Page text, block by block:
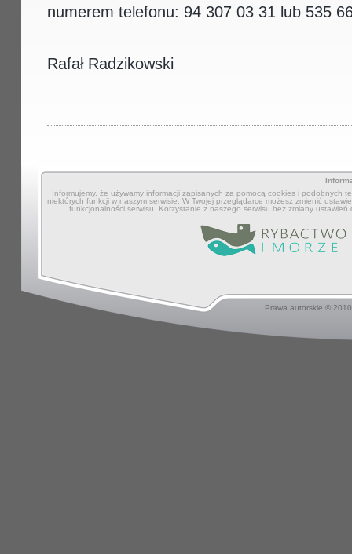
numerem telefonu: 94 307 03 31 lub 535
Rafał Radzikowski
Informujemy, że używamy informacji zapisanych za pomocą cookies i podobnych
niektórych funkcji w naszym serwisie. W Twojej przeglądarce możesz zmienić
funkcjonalności serwisu. Korzystanie z naszego serwisu bez zmiany
Prawa autorskie ©